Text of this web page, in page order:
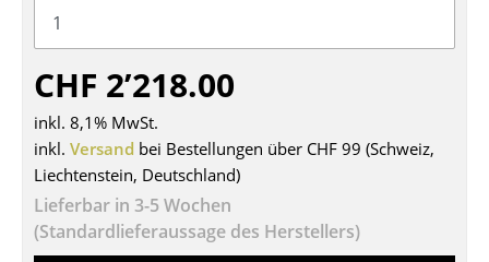
Bürodrehstühle
Einzelteile
... alle Sitzmöbel
Tische
CHF 2’218.00
inkl. 8,1% MwSt.
inkl. Versand bei Bestellungen über CHF 99 (Schweiz,
Liechtenstein, Deutschland)
Lieferbar in 3-5 Wochen
(Standardlieferaussage des Herstellers)